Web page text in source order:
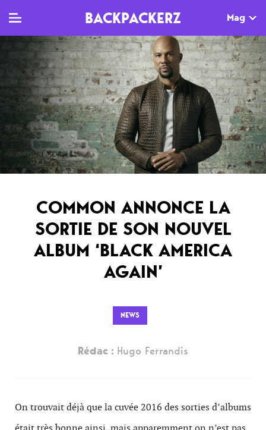
BACKPACKERZ Mag
TV
Clips
Live
Documentaires
MAG
Dossiers
Tops
Interviews
Sorties
Newsletter
AGENDA
Paris
Festivals
COMMON ANNONCE LA
SORTIE DE SON NOUVEL
ALBUM ‘BLACK AMERICA
AGAIN’
NEWS
Rédac : Hugo Ferrandis
On trouvait déjà que la cuvée 2016 des sorties d’albums